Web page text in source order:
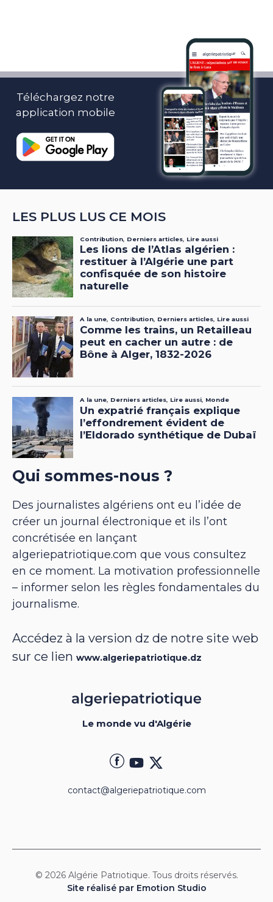
Téléchargez notre
application mobile
LES PLUS LUS CE MOIS
Qui sommes-nous ?
Des journalistes algériens ont eu l’idée de
créer un journal électronique et ils l’ont
concrétisée en lançant
algeriepatriotique.com que vous consultez
en ce moment. La motivation professionnelle
– informer selon les règles fondamentales du
journalisme.
Accédez à la version dz de notre site web
sur ce lien www.algeriepatriotique.dz
Le monde vu d'Algérie
contact@algeriepatriotique.com
© 2026 Algérie Patriotique. Tous droits réservés.
Site réalisé par Emotion Studio